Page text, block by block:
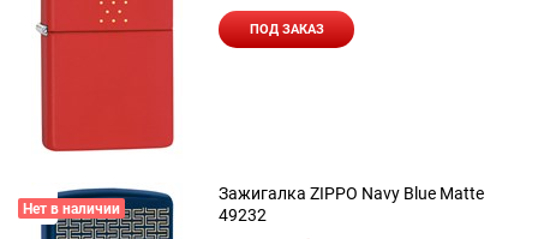
ПОД ЗАКАЗ
Нет в наличии
Зажигалка ZIPPO Navy Blue Matte
49232